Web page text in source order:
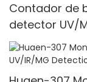
Contador de
detector UV/
unidades/min